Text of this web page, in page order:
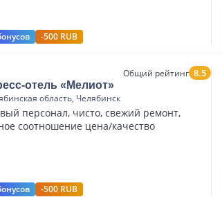
-500 RUB
Общий рейтинг 8.5
отель «Мелиот»
область, Челябинск
персонал, чисто, свежий ремонт,
соотношение цена/качество
-500 RUB